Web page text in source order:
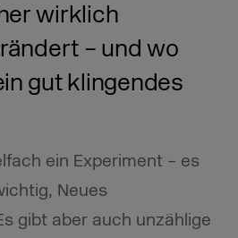
wirklich
– und wo
gut klingendes
ein Experiment – es
Neues
gibt aber auch unzählige